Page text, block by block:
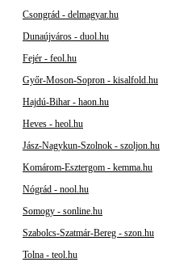
Csongrád - delmagyar.hu
Dunaújváros - duol.hu
Fejér - feol.hu
Győr-Moson-Sopron - kisalfold.hu
Hajdú-Bihar - haon.hu
Heves - heol.hu
Jász-Nagykun-Szolnok - szoljon.hu
Komárom-Esztergom - kemma.hu
Nógrád - nool.hu
Somogy - sonline.hu
Szabolcs-Szatmár-Bereg - szon.hu
Tolna - teol.hu